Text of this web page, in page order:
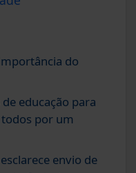
do
educação para
por um
envio de